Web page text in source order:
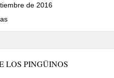
de 2016
LOS PINGÜINOS